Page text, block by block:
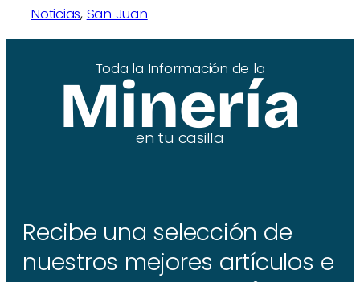
Noticias, San Juan
Toda la Información de la
Minería
en tu casilla
Recibe una selección de
nuestros mejores artículos e